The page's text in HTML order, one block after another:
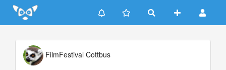
Update cookies preferences
FilmFestival Cottbus